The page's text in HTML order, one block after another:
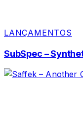
LANÇAMENTOS
SubSpec –